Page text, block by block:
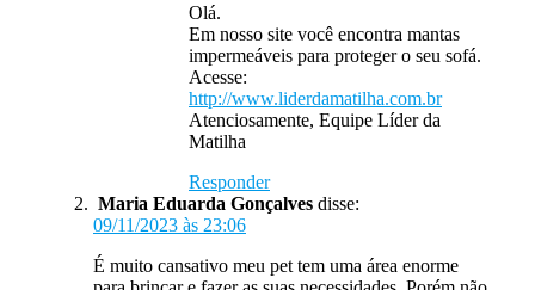
Olá.
Em nosso site você encontra mantas
impermeáveis para proteger o seu sofá.
Acesse:
http://www.liderdamatilha.com.br
Atenciosamente, Equipe Líder da
Matilha
Responder
Maria Eduarda Gonçalves disse:
09/11/2023 às 23:06
É muito cansativo meu pet tem uma área enorme